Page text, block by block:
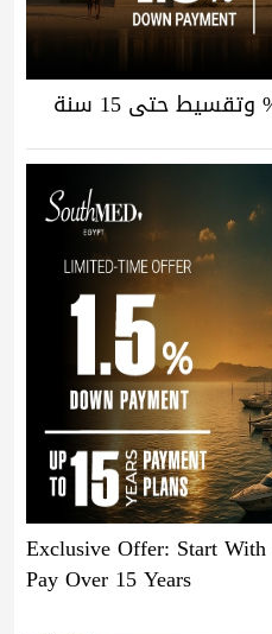
Exclusive Offer: Start
Pay Over 15 Years